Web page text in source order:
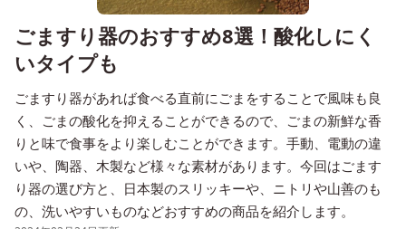
ごますり器のおすすめ8選！酸化しにく
いタイプも
ごますり器があれば食べる直前にごまをすることで風味も良
く、ごまの酸化を抑えることができるので、ごまの新鮮な香
りと味で食事をより楽しむことができます。手動、電動の違
いや、陶器、木製など様々な素材があります。今回はごます
り器の選び方と、日本製のスリッキーや、ニトリや山善のも
の、洗いやすいものなどおすすめの商品を紹介します。